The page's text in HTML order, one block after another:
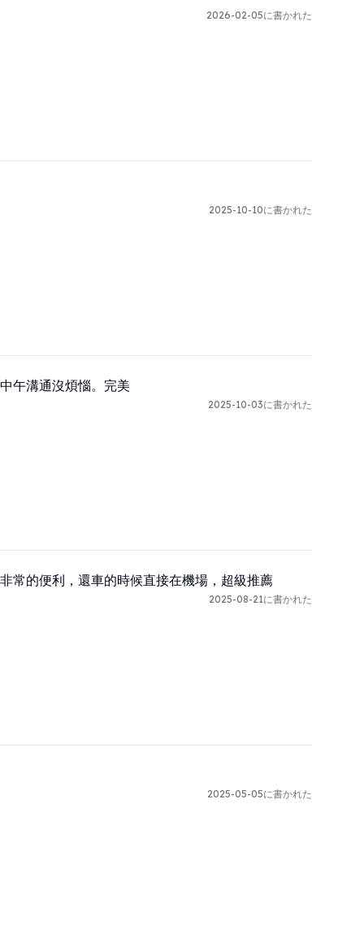
2026-02-05に書かれた
2025-10-10に書かれた
午溝通沒煩惱。完美
2025-10-03に書かれた
常的便利，還車的時候直接在機場，超級推薦
2025-08-21に書かれた
2025-05-05に書かれた